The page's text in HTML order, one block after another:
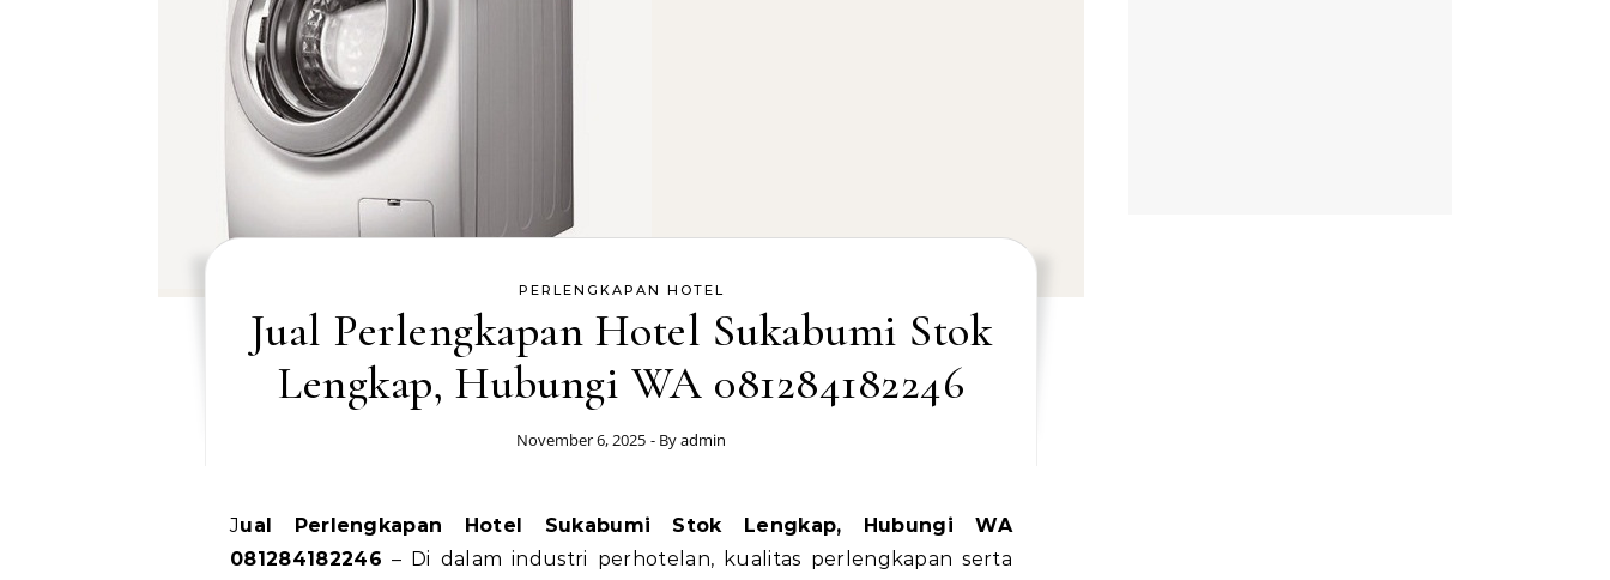
PERLENGKAPAN HOTEL
Jual Perlengkapan Hotel Sukabumi Stok
Lengkap, Hubungi WA 081284182246
November 6, 2025 - Byadmin
Jual Perlengkapan Hotel Sukabumi Stok Lengkap, Hubungi WA
081284182246 – Di dalam industri perhotelan, kualitas perlengkapan serta